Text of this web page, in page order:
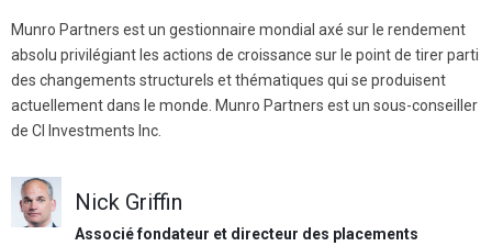
Munro Partners est un gestionnaire mondial axé sur le rendement
absolu privilégiant les actions de croissance sur le point de tirer parti
des changements structurels et thématiques qui se produisent
actuellement dans le monde. Munro Partners est un sous-conseiller
de CI Investments Inc.
Nick Griffin
Associé fondateur et directeur des placements